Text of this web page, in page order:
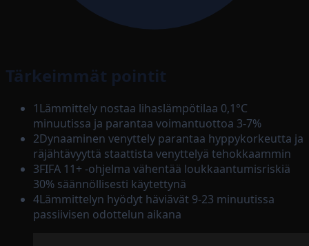
Tärkeimmät pointit
1Lämmittely nostaa lihaslämpötilaa 0,1°C
minuutissa ja parantaa voimantuottoa 3-7%
2Dynaaminen venyttely parantaa hyppykorkeutta ja
räjähtävyyttä staattista venyttelyä tehokkaammin
3FIFA 11+ -ohjelma vähentää loukkaantumisriskiä
30% säännöllisesti käytettynä
4Lämmittelyn hyödyt häviävät 9-23 minuutissa
passiivisen odottelun aikana